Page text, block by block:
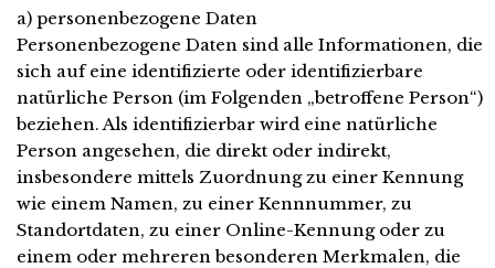
a) personenbezogene Daten
Personenbezogene Daten sind alle Informationen, die
sich auf eine identifizierte oder identifizierbare
natürliche Person (im Folgenden „betroffene Person“)
beziehen. Als identifizierbar wird eine natürliche
Person angesehen, die direkt oder indirekt,
insbesondere mittels Zuordnung zu einer Kennung
wie einem Namen, zu einer Kennnummer, zu
Standortdaten, zu einer Online-Kennung oder zu
einem oder mehreren besonderen Merkmalen, die